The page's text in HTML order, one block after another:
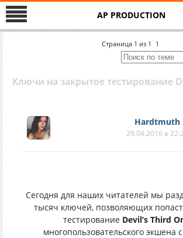
AP PRODUCTION
Страница 1 из 1 1
Ключи на закрытое тестирование
Hardtmuth
29.04.2016 в
Сегодня для наших читателей мы
тысяч ключей, позволяющих
тестирование Devil’s Third
многопользовательского экшена